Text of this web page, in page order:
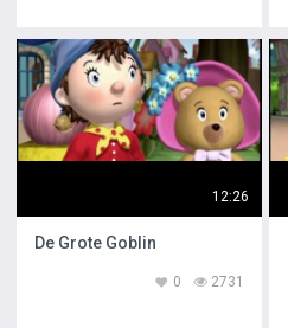
12:26
De Grote Goblin
2731
0